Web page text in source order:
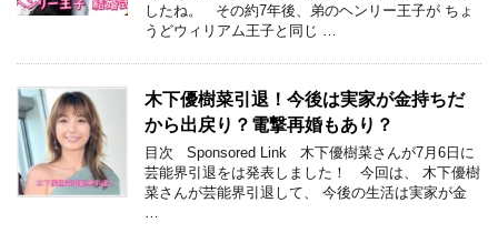
したね。 その約7年後、弟のヘンリー王子が ちょ
うどウィリアム王子と同じ …
木下優樹菜引退！今後は実家が金持ちだ
から出戻り？電撃再婚もあり？
目次 Sponsored Link 木下優樹菜さんが7月6日に
芸能界引退をは発表しました！ 今回は、 木下優樹
菜さんが芸能界引退して、 今後の生活は実家が金
…